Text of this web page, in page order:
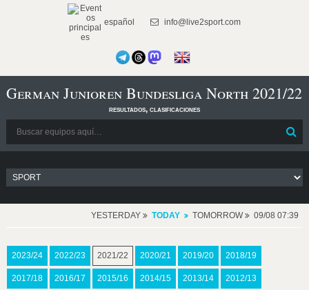
español info@live2sport.com
German Junioren Bundesliga North 2021/22
resultados, clasificaciones
YESTERDAY TODAY TOMORROW 09/08 07:39
2023/24 2022/23 2021/22 2020/21 2019/20 2018/19
2017/18 2016/17 2015/16 2014/15 2013/14 2012/13